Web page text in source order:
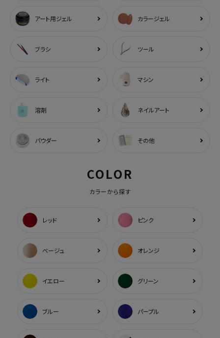
アート用ジェル カラージェル
ブラシ ツール
ライト マシン
溶剤 ネイルアート
パウダー その他
COLOR
カラーから探す
レッド ピンク
ベージュ オレンジ
イエロー グリーン
ブルー パープル